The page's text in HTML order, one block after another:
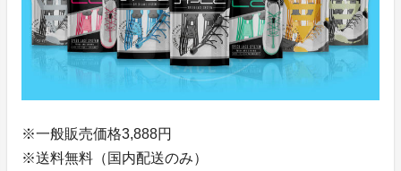
※一般販売価格3,888円
※送料無料（国内配送のみ）